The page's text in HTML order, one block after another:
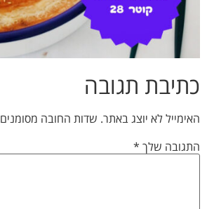
כתיבת תגובה
האימייל לא יוצג באתר. שדות החובה מסומנים
התגובה שלך*